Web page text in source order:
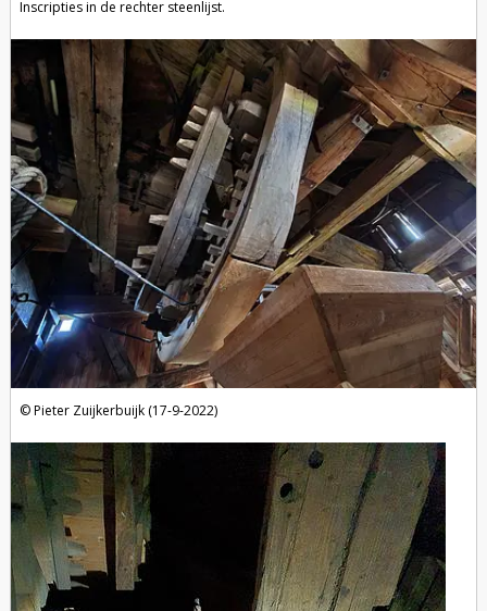
Inscripties in de rechter steenlijst.
Pieter Zuijkerbuijk (17-9-2022)